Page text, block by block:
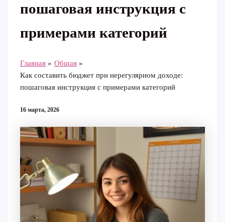
пошаговая инструкция с
примерами категорий
Главная
Общая
Как составить бюджет при нерегулярном доходе:
пошаговая инструкция с примерами категорий
16 марта, 2026